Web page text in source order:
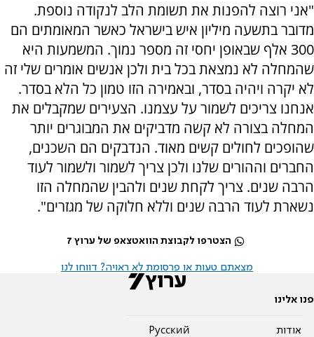
"אני רוצה להפנות את תשומת הלב לנקודה נוספת.
מדובר בתשעה מיליון איש בישראל כאשר המאומתים הם
300 אלף שבאופן יחסי זה מספר נמוך. המשמעות היא
שהמחלה לא נמצאת בכל בית ולכן אנשים אומרים שלי זה
לא יקרה ויהיה בסדר, ובאמירה הזו טמון כל הלא בסדר.
אנחנו צריכים לשמור על עצמנו. הצעירים שמקבלים את
המחלה בצורה לא קשה מדביקים את המבוגרים יותר
שהופכים לחולים קשים מאוד. הנדבקים הם השכנים,
החברים וההורים שלנו ולכן צריך לשמור ולשמור לעוד
הרבה שנים. צריך לקחת שנים ולהבין שהמחלה הזו
נשארת לעוד הרבה שנים וללא חלוקה של מגזרים".
הצטרפו לקבוצת הוואטצאפ של ערוץ 7
מצאתם טעות או פרסומת לא ראויה? דווחו לנו
פנו אלינו
אודות
Pусский